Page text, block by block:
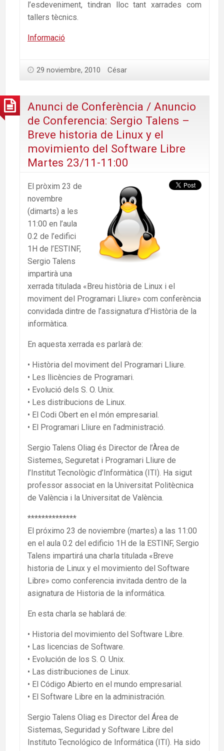
l’esdeveniment, tindran lloc tant xarrades com
tallers tècnics.
Informació
29 noviembre, 2010 César
Anunci de Conferència / Anuncio
de Conferencia: Sergio Talens –
Breve historia de Linux y el
movimiento del Software Libre
Martes 23/11-11:00
El pròxim 23 de
novembre
(dimarts) a les
11:00 en l’aula
0.2 de l’edifici
1H de l’ESTINF,
Sergio Talens
impartirà una
xerrada titulada «Breu història de Linux i el
moviment del Programari Lliure» com conferència
convidada dintre de l’assignatura d’Història de la
informàtica.
En aquesta xerrada es parlarà de:
• Història del moviment del Programari Lliure.
• Les llicències de Programari.
• Evolució dels S. O. Unix.
• Les distribucions de Linux.
• El Codi Obert en el món empresarial.
• El Programari Lliure en l’administració.
Sergio Talens Oliag és Director de l’Àrea de
Sistemes, Seguretat i Programari Lliure de
l’Institut Tecnològic d’Informàtica (ITI). Ha sigut
professor associat en la Universitat Politècnica
de València i la Universitat de València.
**************
El próximo 23 de noviembre (martes) a las 11:00
en el aula 0.2 del edificio 1H de la ESTINF, Sergio
Talens impartirá una charla titulada «Breve
historia de Linux y el movimiento del Software
Libre» como conferencia invitada dentro de la
asignatura de Historia de la informática.
En esta charla se hablará de:
• Historia del movimiento del Software Libre.
• Las licencias de Software.
• Evolución de los S. O. Unix.
• Las distribuciones de Linux.
• El Código Abierto en el mundo empresarial.
• El Software Libre en la administración.
Sergio Talens Oliag es Director del Área de
Sistemas, Seguridad y Software Libre del
Instituto Tecnológico de Informática (ITI). Ha sido